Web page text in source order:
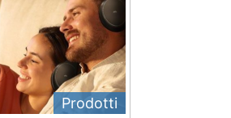
Prodotti